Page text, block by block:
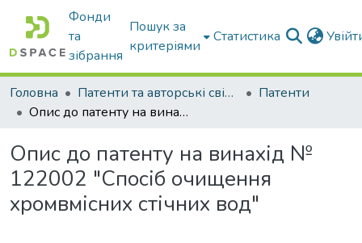
Фонди
та
зібрання
Пошук за
критеріями
Статистика
Головна Патенти та авторські свідоцтва
Патенти
Опис до патенту на винахід № 122002 "Спосіб очищення хромвмісних стічних вод"
Опис до патенту на винахід №
122002 "Спосіб очищення
хромвмісних стічних вод"